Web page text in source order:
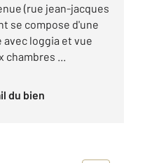
(rue jean-jacques
se compose d'une
loggia et vue
chambres ...
du bien